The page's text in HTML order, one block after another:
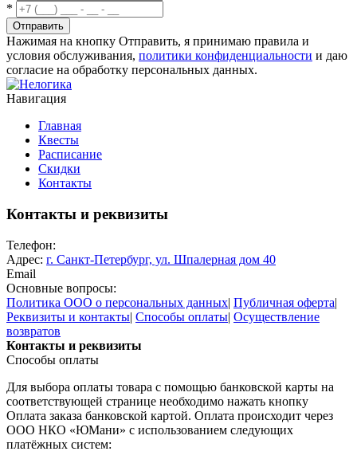
*
Отправить
Нажимая на кнопку Отправить, я принимаю правила и
условия обслуживания, политики конфиденциальности и даю
согласие на обработку персональных данных.
Навигация
Главная
Квесты
Расписание
Скидки
Контакты
Контакты и реквизиты
Телефон:
Адрес: г. Санкт-Петербург, ул. Шпалерная дом 40
Email
Основные вопросы:
Политика ООО о персональных данных| Публичная оферта|
Реквизиты и контакты| Способы оплаты| Осуществление
возвратов
Контакты и реквизиты
Способы оплаты
Для выбора оплаты товара с помощью банковской карты на
соответствующей странице необходимо нажать кнопку
Оплата заказа банковской картой. Оплата происходит через
ООО НКО «ЮМани» с использованием следующих
платёжных систем: